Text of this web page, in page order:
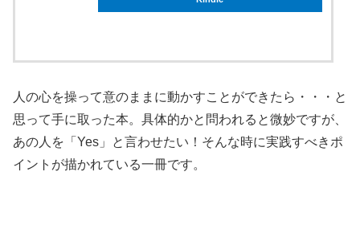
人の心を操って意のままに動かすことができたら・・・と
思って手に取った本。具体的かと問われると微妙ですが、
あの人を「Yes」と言わせたい！そんな時に実践すべきポ
イントが描かれている一冊です。